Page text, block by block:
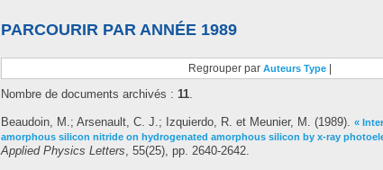
PARCOURIR PAR ANNÉE 1989
Regrouper par Auteurs Type
Nombre de documents archivés : 11.
Beaudoin, M.; Arsenault, C. J.; Izquierdo, R. et Meunier, M. (1989). «
amorphous silicon nitride on hydrogenated amorphous silicon by x-ray
Applied Physics Letters, 55(25), pp. 2640-2642.